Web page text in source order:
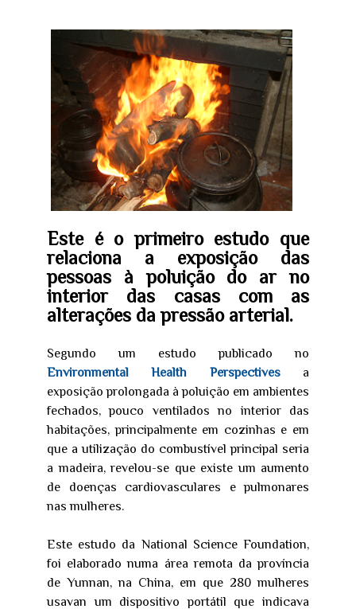
Este é o primeiro estudo que
relaciona a exposição das
pessoas à poluição do ar no
interior das casas com as
alterações da pressão arterial.
Segundo um estudo publicado no
Environmental Health Perspectivesa
exposição prolongada à poluição em ambientes
fechados, pouco ventilados no interior das
habitações, principalmente em cozinhas e em
que a utilização do combustível principal seria
a madeira, revelou-se que existe um aumento
de doenças cardiovasculares e pulmonares
nas mulheres.
Este estudo da National Science Foundation,
foi elaborado numa área remota da província
de Yunnan, na China, em que 280 mulheres
usavan um dispositivo portátil que indicava